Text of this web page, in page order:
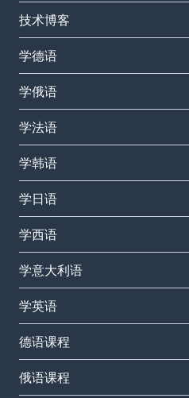
技术博客
学德语
学俄语
学法语
学韩语
学日语
学西语
学意大利语
学英语
德语课程
俄语课程